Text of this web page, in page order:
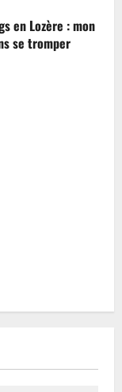
en Lozère : mon
se tromper